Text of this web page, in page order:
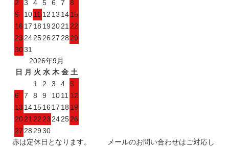
2
3 4 5 6 7
8
9
1011 12 13 1415
16 17 18 19 2021 22
23 242526 27 28 29
3031
2026年9月
日
月 火 水 木 金 土
1
2 3 4
5
6
7 8 9 1011 12
13 141516 17 18 19
2021 22 23 242526
27 28 2930
赤は定休日となります。 メールのお問い合わせはご対応し